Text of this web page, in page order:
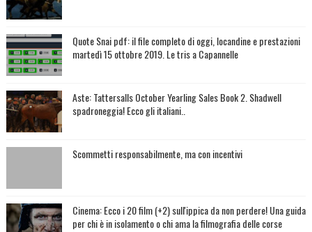
Quote Snai pdf: il file completo di oggi, locandine e prestazioni
martedì 15 ottobre 2019. Le tris a Capannelle
Aste: Tattersalls October Yearling Sales Book 2. Shadwell
spadroneggia! Ecco gli italiani..
Scommetti responsabilmente, ma con incentivi
Cinema: Ecco i 20 film (+2) sull'ippica da non perdere! Una guida
per chi è in isolamento o chi ama la filmografia delle corse